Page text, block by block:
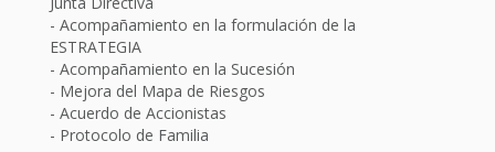
Acompañamiento en la formulación de la
ESTRATEGIA
Acompañamiento en la Sucesión
Mejora del Mapa de Riesgos
Acuerdo de Accionistas
Protocolo de Familia